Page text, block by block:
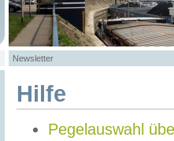
Newsletter
Hilfe
Pegelauswahl